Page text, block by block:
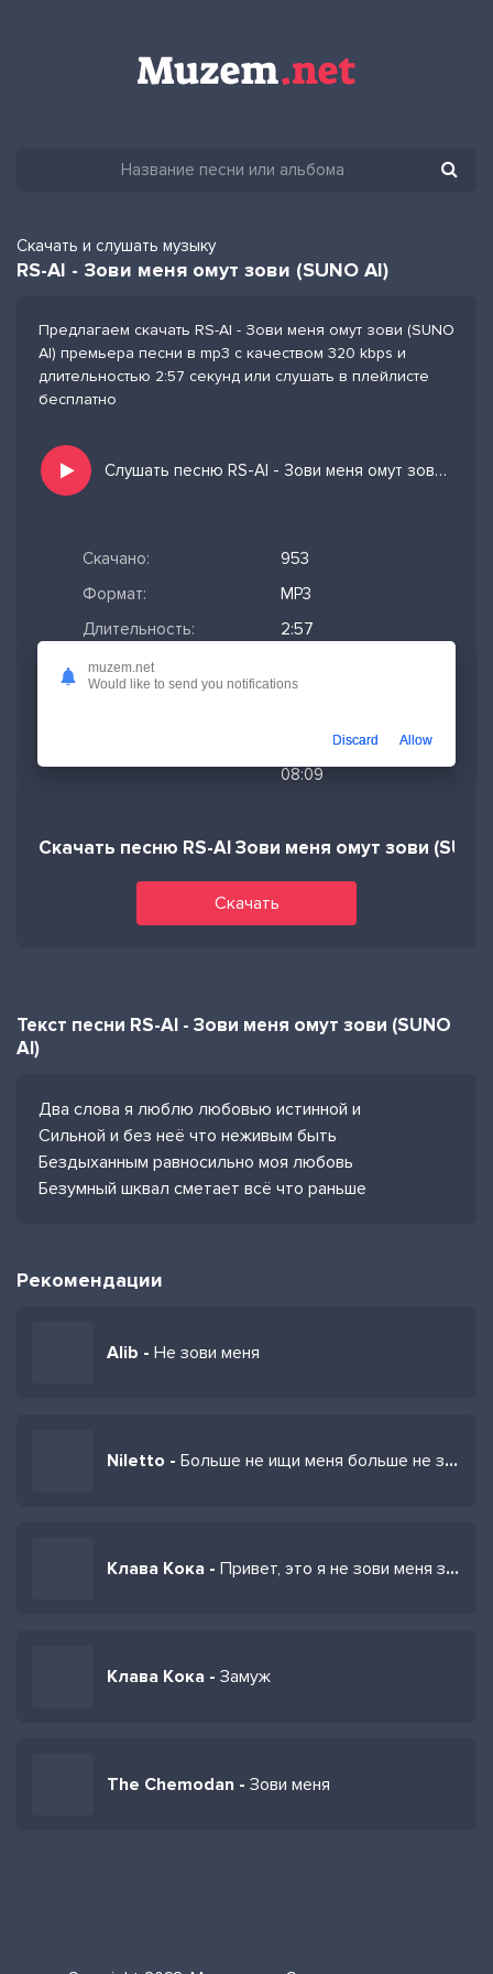
Скачать и слушать музыку
RS-AI - Зови меня омут зови (SUNO AI)
Предлагаем скачать RS-AI - Зови меня омут зови (SUNO
AI) премьера песни в mp3 с качеством 320 kbps и
длительностью 2:57 секунд или слушать в плейлисте
бесплатно
Слушать песню RS-AI - Зови меня омут зови (SUNO AI) и добавить в избранных
Скачано:
953
Формат:
MP3
Длительность:
2:57
Размер файла:
08:09
Скачать песню RS-AI Зови меня омут зови
Скачать
Текст песни RS-AI - Зови меня омут зови (SUNO
AI)
Два слова я люблю любовью истинной и
Сильной и без неё что неживым быть
Бездыханным равносильно моя любовь
Безумный шквал сметает всё что раньше
Рекомендации
Alib - Не зови меня
Niletto - Больше не ищи меня больше не зови меня
Клава Кока - Привет, это я не зови меня зая
Клава Кока - Замуж
The Chemodan - Зови меня
muzem.net
Would like to send you notifications
Discard Allow